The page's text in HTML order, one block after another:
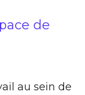
de
au sein de